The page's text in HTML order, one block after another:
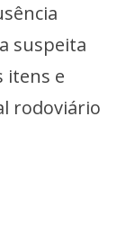
suspeita
itens e
rodoviário